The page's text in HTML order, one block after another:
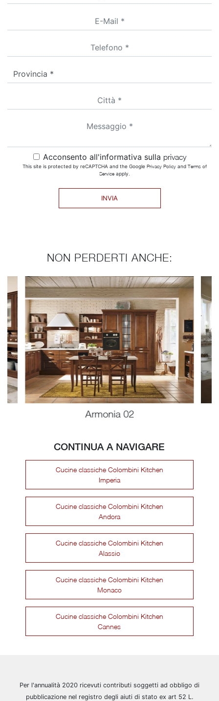
Acconsento all'informativa sulla privacy
This site is protected by reCAPTCHA and the Google Privacy Policyand Terms of
Serviceapply.
INVIA
NON PERDERTI ANCHE:
Armonia 02
CONTINUA A NAVIGARE
Cucine classiche Colombini Kitchen
Imperia
Cucine classiche Colombini Kitchen
Andora
Cucine classiche Colombini Kitchen
Alassio
Cucine classiche Colombini Kitchen
Monaco
Cucine classiche Colombini Kitchen
Cannes
Per l'annualità 2020 ricevuti contributi soggetti ad obbligo di
pubblicazione nel registro degli aiuti di stato ex art 52 L.